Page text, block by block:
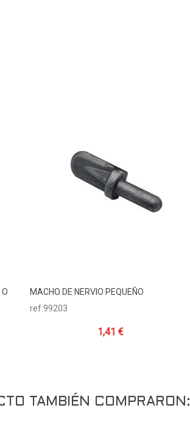
Añadir Al Carrito
MACHO DE NERVIO PEQUEÑO
ref:99203
1,41 €
TAMBIÉN COMPRARON: